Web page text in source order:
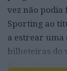
vez não
Sporting ao
a estrear uma
bilheteiras do
ali a 100